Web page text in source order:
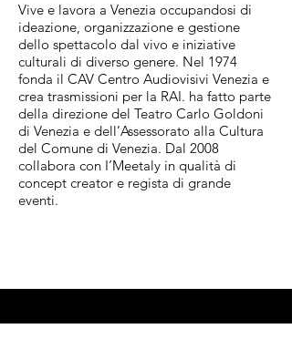
Vive e lavora a Venezia occupandosi di
ideazione, organizzazione e gestione
dello spettacolo dal vivo e iniziative
culturali di diverso genere. Nel 1974
fonda il CAV Centro Audiovisivi Venezia e
crea trasmissioni per la RAI. ha fatto parte
della direzione del Teatro Carlo Goldoni
di Venezia e dell’Assessorato alla Cultura
del Comune di Venezia. Dal 2008
collabora con I’Meetaly in qualità di
concept creator e regista di grande
eventi.